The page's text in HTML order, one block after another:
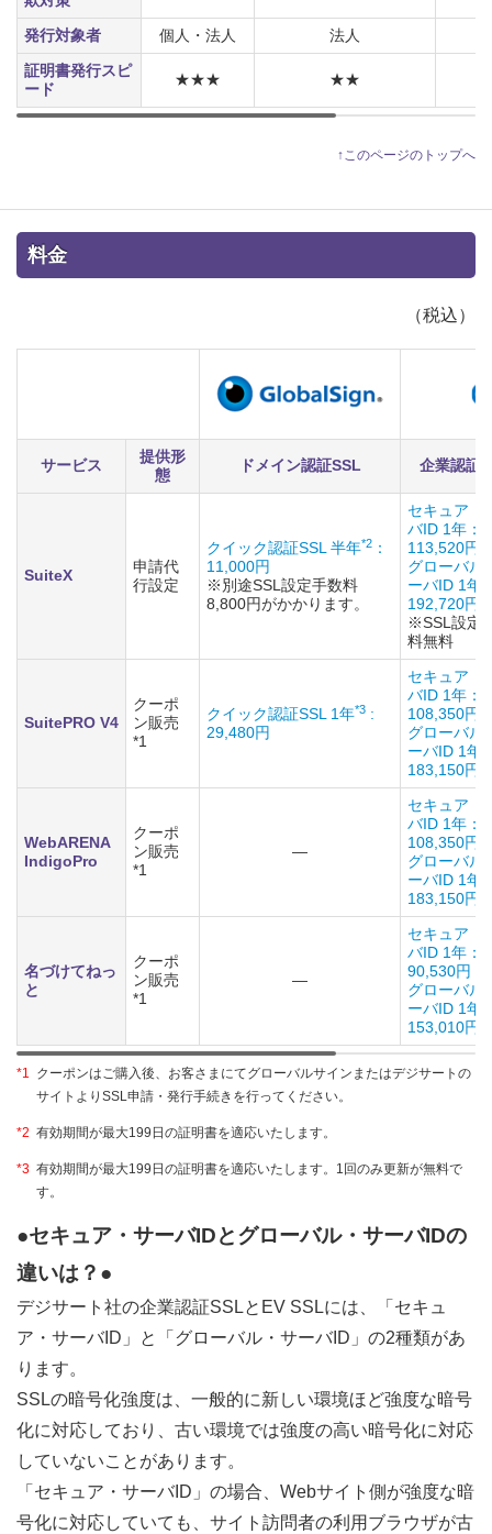
発行対象者
個人・法人
法人
証明書発行スピ
ード
★★★ ★★
↑このページのトップへ
料金
（税込）
サービス
提供形
態
ドメイン認証SSL 企業認証
SuiteX
申請代
行設定
クイック認証SSL 半年*2：
11,000円
※別途SSL設定手数料
8,800円がかかります。
セキュア・
バID 1年：
113,520円
グローバル
ーバID 1年
192,720円
※SSL設定
料無料
SuitePRO V4
クーポ
ン販売
*1
クイック認証SSL 1年*3:
29,480円
セキュア・
バID 1年：
108,350円
グローバル
ーバID 1年
183,150円
WebARENA
IndigoPro
クーポ
ン販売
*1
―
セキュア・
バID 1年：
108,350円
グローバル
ーバID 1年
183,150円
名づけてねっ
と
クーポ
ン販売
*1
―
セキュア・
バID 1年：
90,530円
グローバル
ーバID 1年
153,010円
*1 クーポンはご購入後、お客さまにてグローバルサインまたはデジサートの
サイトよりSSL申請・発行手続きを行ってください。
*2 有効期間が最大199日の証明書を適応いたします。
*3 有効期間が最大199日の証明書を適応いたします。1回のみ更新が無料で
す。
●セキュア・サーバIDとグローバル・サーバIDの
違いは？●
デジサート社の企業認証SSLとEV SSLには、「セキュ
ア・サーバID」と「グローバル・サーバID」の2種類があ
ります。
SSLの暗号化強度は、一般的に新しい環境ほど強度な暗号
化に対応しており、古い環境では強度の高い暗号化に対応
していないことがあります。
「セキュア・サーバID」の場合、Webサイト側が強度な暗
号化に対応していても、サイト訪問者の利用ブラウザが古